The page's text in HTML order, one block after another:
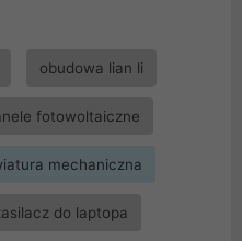
obudowa lian li
fotowoltaiczne
mechaniczna
do laptopa